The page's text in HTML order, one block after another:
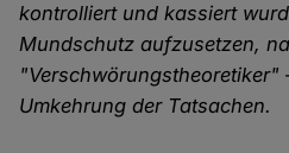
kontrolliert und kassiert
Mundschutz aufzusetzen,
"Verschwörungstheoretiker"
Umkehrung der Tatsachen.